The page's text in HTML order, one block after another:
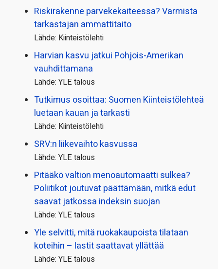
Riskirakenne parvekekaiteessa? Varmista
tarkastajan ammattitaito
Lähde: Kiinteistölehti
Harvian kasvu jatkui Pohjois-Amerikan
vauhdittamana
Lähde: YLE talous
Tutkimus osoittaa: Suomen Kiinteistölehteä
luetaan kauan ja tarkasti
Lähde: Kiinteistölehti
SRV:n liikevaihto kasvussa
Lähde: YLE talous
Pitääkö valtion menoautomaatti sulkea?
Poliitikot joutuvat päättämään, mitkä edut
saavat jatkossa indeksin suojan
Lähde: YLE talous
Yle selvitti, mitä ruokakaupoista tilataan
koteihin – lastit saattavat yllättää
Lähde: YLE talous